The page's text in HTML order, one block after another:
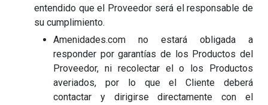
entendido que el Proveedor será el responsable de
su cumplimiento.
Amenidades.com no estará obligada a
responder por garantías de los Productos del
Proveedor, ni recolectar el o los Productos
averiados, por lo que el Cliente deberá
contactar y dirigirse directamente con el